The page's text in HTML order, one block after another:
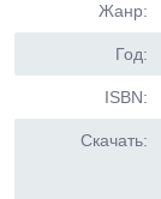
Жанр:
Год:
ISBN:
Скачать: